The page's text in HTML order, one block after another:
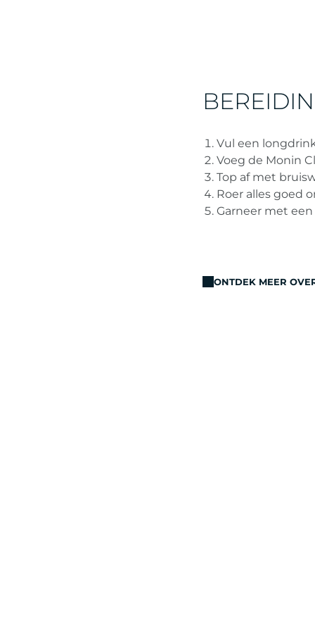
Vul een
Voeg de Monin
Top af met
Roer alles goed
Garneer met
ONTDEK MEER